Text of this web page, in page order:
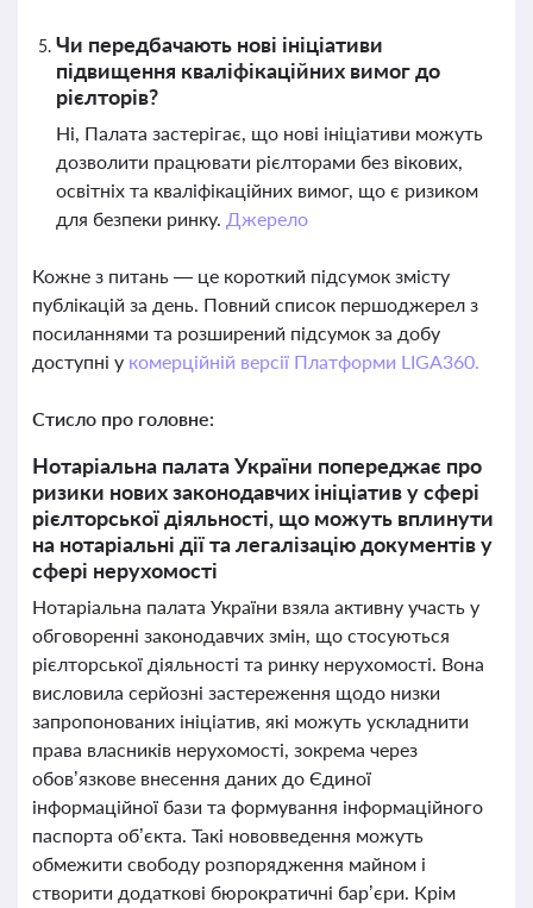
Чи передбачають нові ініціативи
підвищення кваліфікаційних вимог до
рієлторів?
Ні, Палата застерігає, що нові ініціативи можуть
дозволити працювати рієлторами без вікових,
освітніх та кваліфікаційних вимог, що є ризиком
для безпеки ринку. Джерело
Кожне з питань — це короткий підсумок змісту
публікацій за день. Повний список першоджерел з
посиланнями та розширений підсумок за добу
доступні у комерційній версії Платформи LIGA360.
Стисло про головне:
Нотаріальна палата України попереджає про
ризики нових законодавчих ініціатив у сфері
рієлторської діяльності, що можуть вплинути
на нотаріальні дії та легалізацію документів у
сфері нерухомості
Нотаріальна палата України взяла активну участь у
обговоренні законодавчих змін, що стосуються
рієлторської діяльності та ринку нерухомості. Вона
висловила серйозні застереження щодо низки
запропонованих ініціатив, які можуть ускладнити
права власників нерухомості, зокрема через
обов’язкове внесення даних до Єдиної
інформаційної бази та формування інформаційного
паспорта об’єкта. Такі нововведення можуть
обмежити свободу розпорядження майном і
створити додаткові бюрократичні бар’єри. Крім